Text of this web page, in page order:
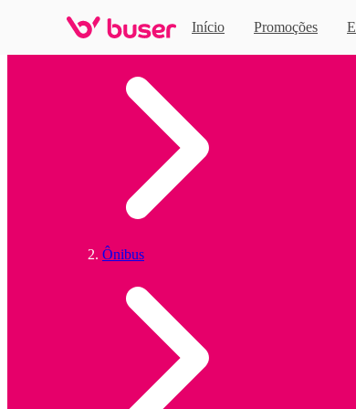
Início Promoções
Ônibus